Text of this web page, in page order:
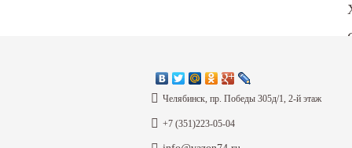
Челябинск, пр. Победы 305д/1, 2-й этаж
+7 (351)223-05-04